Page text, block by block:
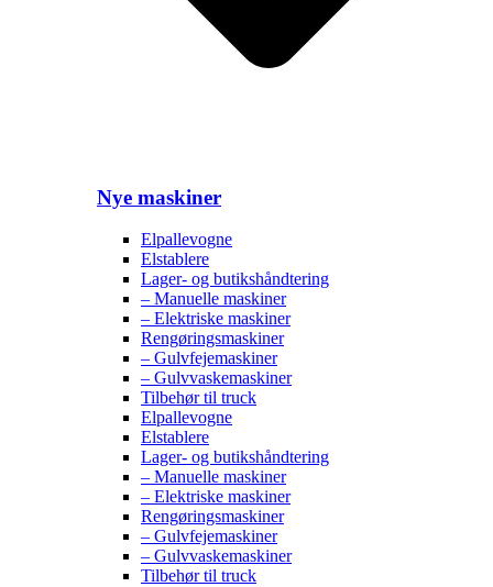
Nye maskiner
Elpallevogne
Elstablere
Lager- og butikshåndtering
– Manuelle maskiner
– Elektriske maskiner
Rengøringsmaskiner
– Gulvfejemaskiner
– Gulvvaskemaskiner
Tilbehør til truck
Elpallevogne
Elstablere
Lager- og butikshåndtering
– Manuelle maskiner
– Elektriske maskiner
Rengøringsmaskiner
– Gulvfejemaskiner
– Gulvvaskemaskiner
Tilbehør til truck